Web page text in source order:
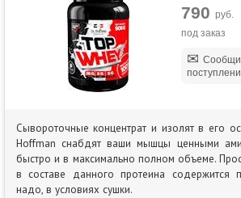
790 руб.
под заказ
Сывороточные концентрат и изолят в его
Hoffman снабдят ваши мышцы ценными
быстро и в максимально полном объеме.
в составе данного протеина содержится
надо, в условиях сушки.